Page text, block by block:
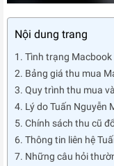
Nội dung trang
Tình trạng
Bảng giá thu mua
Quy trình thu mua
Lý do Tuấn Nguyễn
Chính sách thu cũ
Thông tin liên hệ
Những câu hỏi